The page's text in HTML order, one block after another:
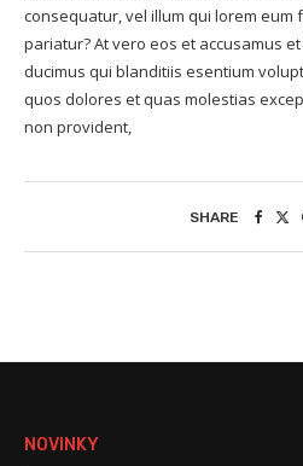
consequatur, vel illum qui lorem eum
pariatur? At vero eos et accusamus
ducimus qui blanditiis esentium
quos dolores et quas molestias
non provident,
SHARE
NOVINKY